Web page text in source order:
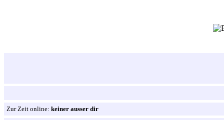
Zur Zeit online: keiner ausser dir